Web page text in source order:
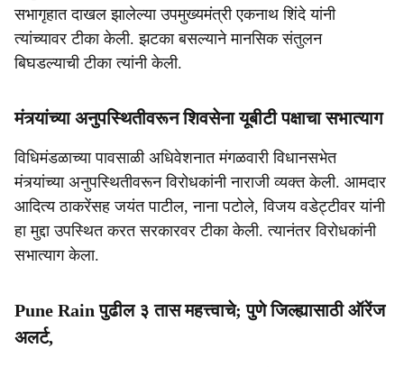
सभागृहात दाखल झालेल्या उपमुख्यमंत्री एकनाथ शिंदे यांनी
त्यांच्यावर टीका केली. झटका बसल्याने मानसिक संतुलन
बिघडल्याची टीका त्यांनी केली.
मंत्र्यांच्या अनुपस्थितीवरून शिवसेना यूबीटी पक्षाचा सभात्याग
विधिमंडळाच्या पावसाळी अधिवेशनात मंगळवारी विधानसभेत
मंत्र्यांच्या अनुपस्थितीवरून विरोधकांनी नाराजी व्यक्त केली. आमदार
आदित्य ठाकरेंसह जयंत पाटील, नाना पटोले, विजय वडेट्टीवर यांनी
हा मुद्दा उपस्थित करत सरकारवर टीका केली. त्यानंतर विरोधकांनी
सभात्याग केला.
Pune Rain पुढील ३ तास महत्त्वाचे; पुणे जिल्ह्यासाठी ऑरेंज
अलर्ट,